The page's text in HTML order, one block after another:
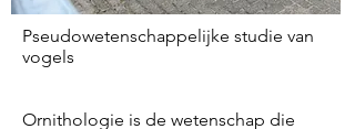
Pseudowetenschappelijke studie van
vogels
Ornithologie is de wetenschap die